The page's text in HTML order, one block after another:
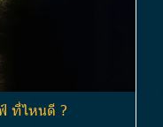
ที่ไหนดี ?